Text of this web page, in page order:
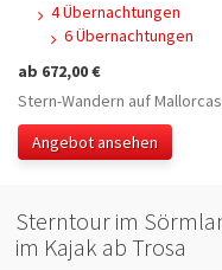
4 Übernachtungen
6 Übernachtungen
ab 672,00 €
Stern-Wandern auf
Angebot ansehen
Sterntour im
im Kajak ab Trosa